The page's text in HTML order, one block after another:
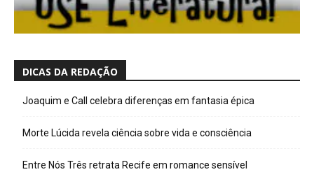
DICAS DA REDAÇÃO
Joaquim e Call celebra diferenças em fantasia épica
Morte Lúcida revela ciência sobre vida e consciência
Entre Nós Três retrata Recife em romance sensível